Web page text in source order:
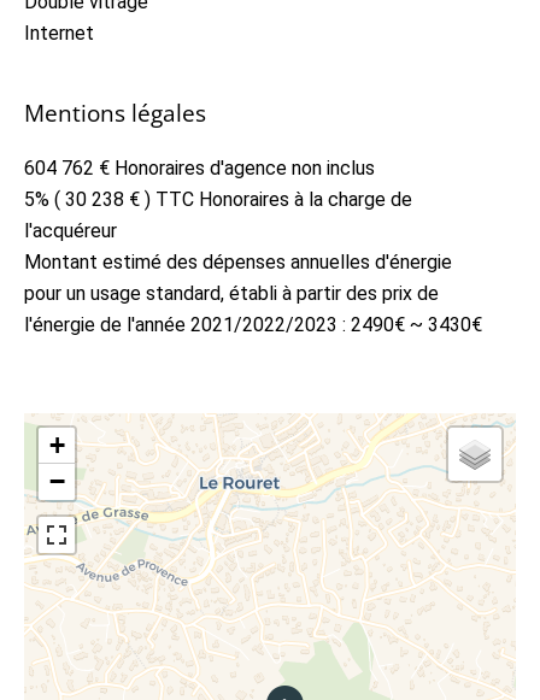
Internet
Mentions légales
604 762 € Honoraires d'agence non inclus
5% ( 30 238 € ) TTC Honoraires à la charge de
l'acquéreur
Montant estimé des dépenses annuelles d'énergie
pour un usage standard, établi à partir des prix de
l'énergie de l'année 2021/2022/2023 : 2490€ ~ 3430€
+
−